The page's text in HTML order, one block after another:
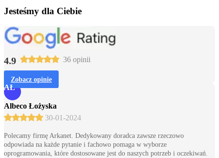
Jesteśmy dla Ciebie
4.9 36 opinii
Zobacz opinie
AŁ
Albeco Łożyska
30-01-2024
Polecamy firmę Arkanet. Dedykowany doradca zawsze rzeczowo
odpowiada na każde pytanie i fachowo pomaga w wyborze
oprogramowania, które dostosowane jest do naszych potrzeb i oczekiwań.